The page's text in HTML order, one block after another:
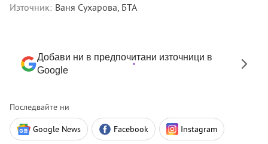
Източник: Ваня Сухарова, БТА
Добави ни в предпочитани източници в
Google
Последвайте ни
Google News Facebook Instagram